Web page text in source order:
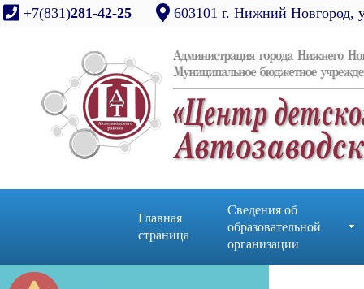
+7(831)281-42-25 603101 г. Нижний Новгород,
Главная
страница
Сведения об
образовательной
организации